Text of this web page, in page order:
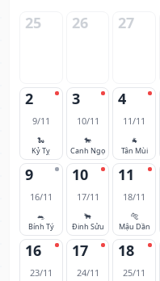
25 26 27
2
9/11
🐍
Kỷ Tỵ
3
10/11
🐎
Canh Ngọ
4
11/11
🐐
Tân Mùi
9
16/11
🐀
Bính Tý
10
17/11
🐂
Đinh Sửu
11
18/11
🐅
Mậu Dần
16
23/11
17
24/11
18
25/11